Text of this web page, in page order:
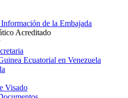
de la Embajada
Acreditado
Ecuatorial en Venezuela
Visado